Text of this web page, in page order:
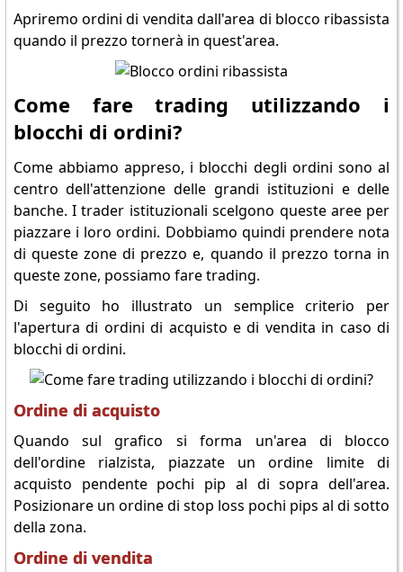
Apriremo ordini di vendita dall'area di blocco ribassista
quando il prezzo tornerà in quest'area.
Come fare trading utilizzando i
blocchi di ordini?
Come abbiamo appreso, i blocchi degli ordini sono al
centro dell'attenzione delle grandi istituzioni e delle
banche. I trader istituzionali scelgono queste aree per
piazzare i loro ordini. Dobbiamo quindi prendere nota
di queste zone di prezzo e, quando il prezzo torna in
queste zone, possiamo fare trading.
Di seguito ho illustrato un semplice criterio per
l'apertura di ordini di acquisto e di vendita in caso di
blocchi di ordini.
Ordine di acquisto
Quando sul grafico si forma un'area di blocco
dell'ordine rialzista, piazzate un ordine limite di
acquisto pendente pochi pip al di sopra dell'area.
Posizionare un ordine di stop loss pochi pips al di sotto
della zona.
Ordine di vendita